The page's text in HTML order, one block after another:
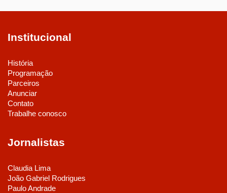
Institucional
História
Programação
Parceiros
Anunciar
Contato
Trabalhe conosco
Jornalistas
Claudia Lima
João Gabriel Rodrigues
Paulo Andrade